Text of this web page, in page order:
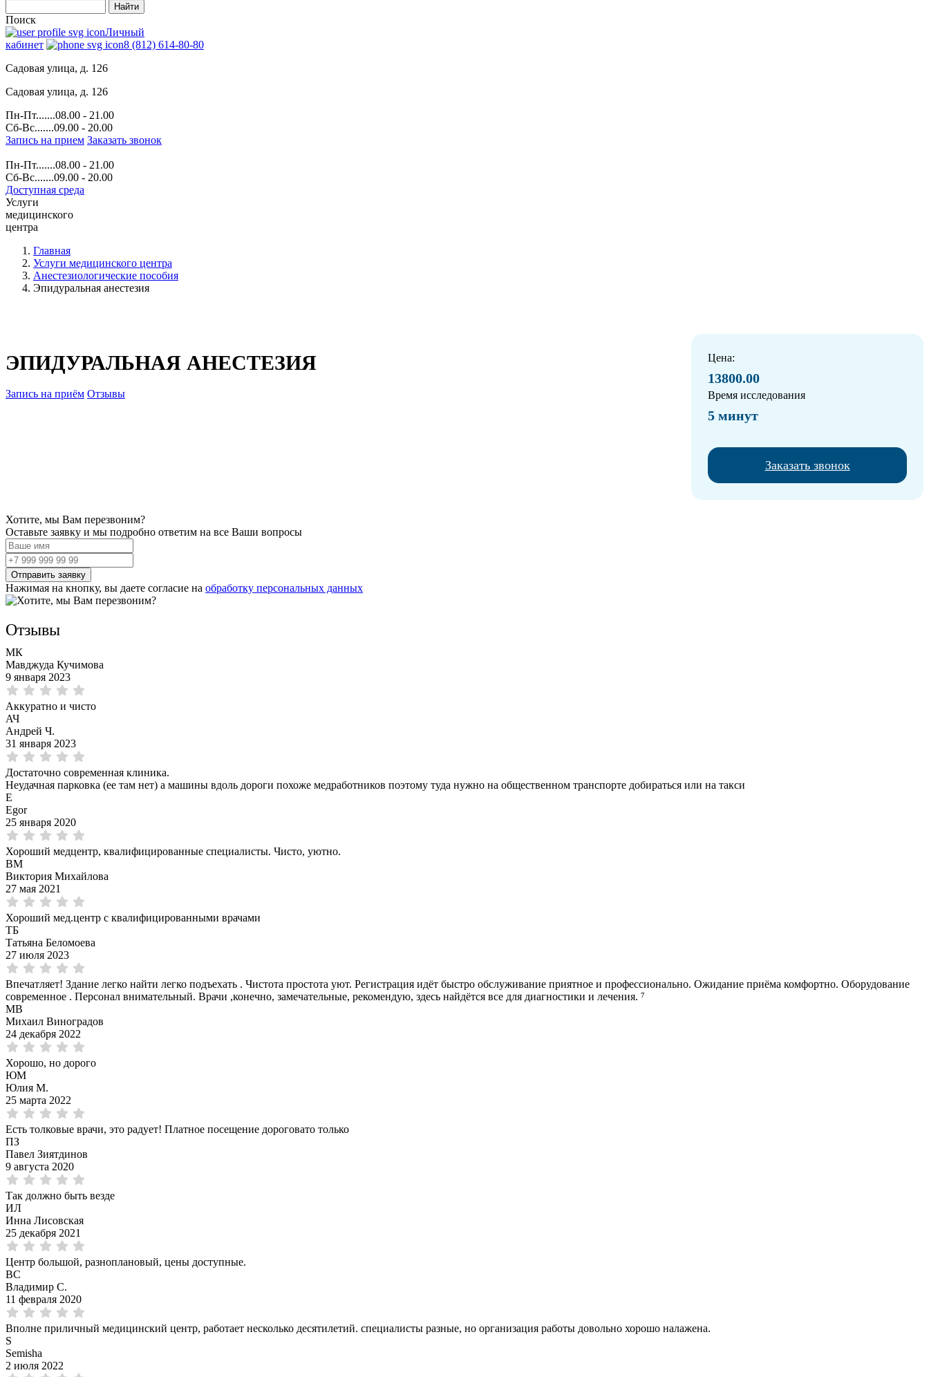
Поиск
Личный
кабинет
8 (812) 614-80-80
Садовая улица, д. 126
Садовая улица, д. 126
Пн-Пт.......08.00 - 21.00
Сб-Вс.......09.00 - 20.00
Запись на прием Заказать звонок
Пн-Пт.......08.00 - 21.00
Сб-Вс.......09.00 - 20.00
Доступная среда
Услуги
медицинского
центра
Главная
Услуги медицинского центра
Анестезиологические пособия
Эпидуральная анестезия
ЭПИДУРАЛЬНАЯ АНЕСТЕЗИЯ
Запись на приём Отзывы
Цена:
13800.00
Время исследования
5 минут
Заказать звонок
Хотите, мы Вам перезвоним?
Оставьте заявку и мы подробно ответим на все Ваши вопросы
Нажимая на кнопку, вы даете согласие на обработку персональных данных
Отзывы
МК
Мавджуда Кучимова
9 января 2023
Аккуратно и чисто
АЧ
Андрей Ч.
31 января 2023
Достаточно современная клиника.
Неудачная парковка (ее там нет) а машины вдоль дороги похоже медработников поэтому туда нужно на общественном транспорте добираться или на такси
E
Egor
25 января 2020
Хороший медцентр, квалифицированные специалисты. Чисто, уютно.
ВМ
Виктория Михайлова
27 мая 2021
Хороший мед.центр с квалифицированными врачами
ТБ
Татьяна Беломоева
27 июля 2023
Впечатляет! Здание легко найти легко подъехать . Чистота простота уют. Регистрация идёт быстро обслуживание приятное и профессионально. Ожидание приёма комфортно. Оборудование
современное . Персонал внимательный. Врачи ,конечно, замечательные, рекомендую, здесь найдётся все для диагностики и лечения. ⁷
МВ
Михаил Виноградов
24 декабря 2022
Хорошо, но дорого
ЮМ
Юлия М.
25 марта 2022
Есть толковые врачи, это радует! Платное посещение дороговато только
ПЗ
Павел Зиятдинов
9 августа 2020
Так должно быть везде
ИЛ
Инна Лисовская
25 декабря 2021
Центр большой, разноплановый, цены доступные.
ВС
Владимир С.
11 февраля 2020
Вполне приличный медицинский центр, работает несколько десятилетий. специалисты разные, но организация работы довольно хорошо налажена.
S
Semisha
2 июля 2022